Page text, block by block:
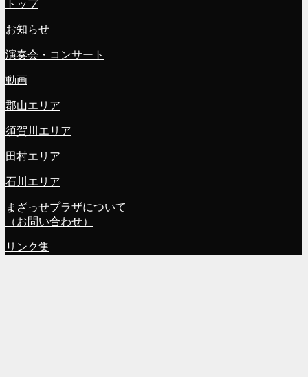
トップ
お知らせ
演奏会・コンサート
動画
郡山エリア
須賀川エリア
田村エリア
石川エリア
まざっせプラザについて
（お問い合わせ）
リンク集